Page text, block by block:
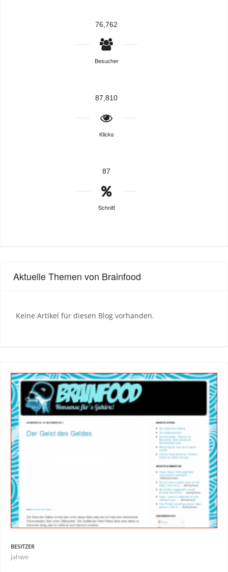
76,762
Besucher
87,810
Klicks
87
Schnitt
Aktuelle Themen von Brainfood
Keine Artikel für diesen Blog vorhanden.
BESITZER
Jahwe